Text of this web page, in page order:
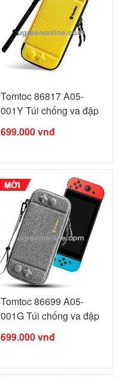
Tomtoc 86817 A05-
001Y Túi chống va đập
...
699.000vnđ
Tomtoc 86699 A05-
001G Túi chống va đập
...
699.000vnđ